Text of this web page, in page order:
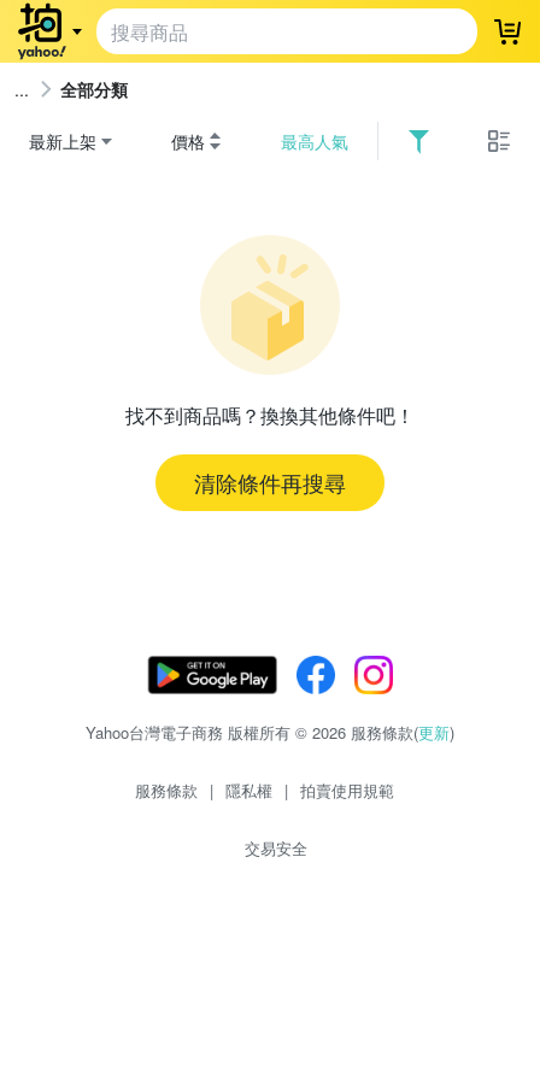
登
全部分類
最新上架 價格 最高人氣
找不到商品嗎？換換其他條件吧！
清除條件再搜尋
Yahoo台灣電子商務 版權所有 © 2026 服務條款(更新)
服務條款 | 隱私權 | 拍賣使用規範
交易安全